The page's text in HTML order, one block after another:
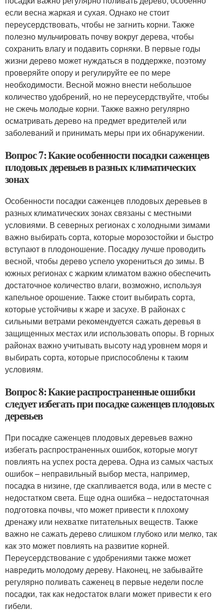
если весна жаркая и сухая. Однако не стоит
переусердствовать, чтобы не загнить корни. Также
полезно мульчировать почву вокруг дерева, чтобы
сохранить влагу и подавить сорняки. В первые годы
жизни дерево может нуждаться в поддержке, поэтому
проверяйте опору и регулируйте ее по мере
необходимости. Весной можно внести небольшое
количество удобрений, но не переусердствуйте, чтобы
не сжечь молодые корни. Также важно регулярно
осматривать дерево на предмет вредителей или
заболеваний и принимать меры при их обнаружении.
Вопрос 7: Какие особенности посадки саженцев
плодовых деревьев в разных климатических
зонах
Особенности посадки саженцев плодовых деревьев в
разных климатических зонах связаны с местными
условиями. В северных регионах с холодными зимами
важно выбирать сорта, которые морозостойки и быстро
вступают в плодоношение. Посадку лучше проводить
весной, чтобы дерево успело укорениться до зимы. В
южных регионах с жарким климатом важно обеспечить
достаточное количество влаги, возможно, используя
капельное орошение. Также стоит выбирать сорта,
которые устойчивы к жаре и засухе. В районах с
сильными ветрами рекомендуется сажать деревья в
защищенных местах или использовать опоры. В горных
районах важно учитывать высоту над уровнем моря и
выбирать сорта, которые приспособлены к таким
условиям.
Вопрос 8: Какие распространенные ошибки
следует избегать при посадке саженцев плодовых
деревьев
При посадке саженцев плодовых деревьев важно
избегать распространенных ошибок, которые могут
повлиять на успех роста дерева. Одна из самых частых
ошибок – неправильный выбор места, например,
посадка в низине, где скапливается вода, или в месте с
недостатком света. Еще одна ошибка – недостаточная
подготовка почвы, что может привести к плохому
дренажу или нехватке питательных веществ. Также
важно не сажать дерево слишком глубоко или мелко, так
как это может повлиять на развитие корней.
Переусердствование с удобрениями также может
навредить молодому дереву. Наконец, не забывайте
регулярно поливать саженец в первые недели после
посадки, так как недостаток влаги может привести к его
гибели.